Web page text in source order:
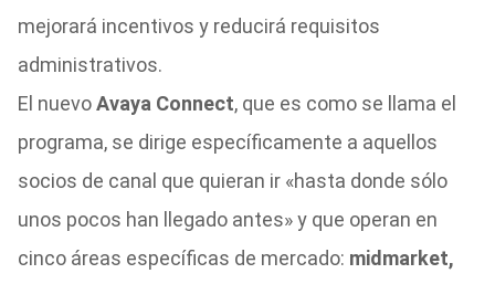
mejorará incentivos y reducirá requisitos
administrativos.
El nuevoAvaya Connect, que es como se llama el
programa, se dirige específicamente a aquellos
socios de canal que quieran ir «hasta donde sólo
unos pocos han llegado antes» y que operan en
cinco áreas específicas de mercado: midmarket,